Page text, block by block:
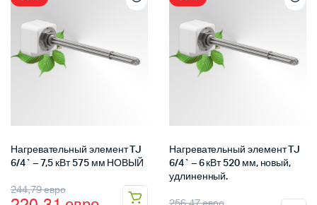
Нагревательный элемент TJ
6/4` – 7,5 кВт 575 мм НОВЫЙ
244,79евро
Нагревательный элемент TJ
6/4` – 6 кВт 520 мм, новый,
удлиненный.